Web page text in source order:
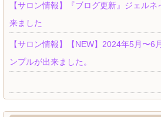
【サロン情報】『ブログ更新』ジェル
来ました
【サロン情報】【NEW】2024年5月〜6
ンプルが出来ました。